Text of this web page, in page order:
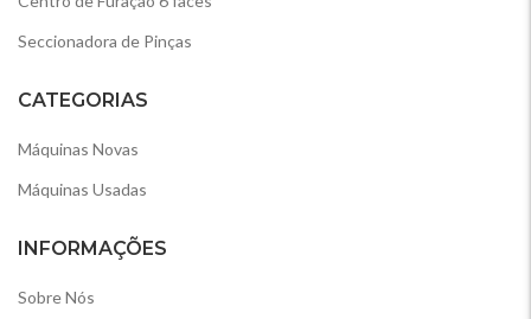
Seccionadora de Pinças
CATEGORIAS
Máquinas Novas
Máquinas Usadas
INFORMAÇÕES
Sobre Nós